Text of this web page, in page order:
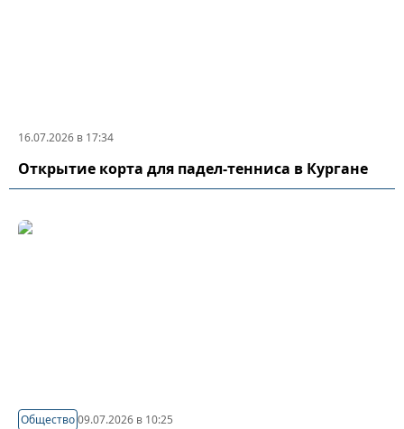
16.07.2026 в 17:34
Открытие корта для падел-тенниса в Кургане
Общество09.07.2026 в 10:25